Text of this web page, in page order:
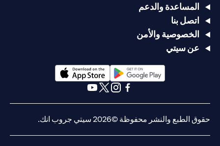
المساعدة والدعم
اتصل بنا
الخصوصية والأمن
عن سيتي
opens in a new tab
opens in a new tab
حقوق الطبع والنشر محفوظة ©2026 سيتي جروب انك.